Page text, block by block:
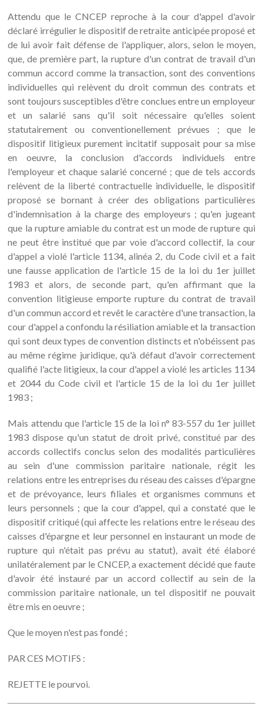
Attendu que le CNCEP reproche à la cour d'appel d'avoir
déclaré irrégulier le dispositif de retraite anticipée proposé et
de lui avoir fait défense de l'appliquer, alors, selon le moyen,
que, de première part, la rupture d'un contrat de travail d'un
commun accord comme la transaction, sont des conventions
individuelles qui relèvent du droit commun des contrats et
sont toujours susceptibles d'être conclues entre un employeur
et un salarié sans qu'il soit nécessaire qu'elles soient
statutairement ou conventionellement prévues ; que le
dispositif litigieux purement incitatif supposait pour sa mise
en oeuvre, la conclusion d'accords individuels entre
l'employeur et chaque salarié concerné ; que de tels accords
relèvent de la liberté contractuelle individuelle, le dispositif
proposé se bornant à créer des obligations particulières
d'indemnisation à la charge des employeurs ; qu'en jugeant
que la rupture amiable du contrat est un mode de rupture qui
ne peut être institué que par voie d'accord collectif, la cour
d'appel a violé l'article 1134, alinéa 2, du Code civil et a fait
une fausse application de l'article 15 de la loi du 1er juillet
1983 et alors, de seconde part, qu'en affirmant que la
convention litigieuse emporte rupture du contrat de travail
d'un commun accord et revêt le caractère d'une transaction, la
cour d'appel a confondu la résiliation amiable et la transaction
qui sont deux types de convention distincts et n'obéissent pas
au même régime juridique, qu'à défaut d'avoir correctement
qualifié l'acte litigieux, la cour d'appel a violé les articles 1134
et 2044 du Code civil et l'article 15 de la loi du 1er juillet
1983 ;
Mais attendu que l'article 15 de la loi n° 83-557 du 1er juillet
1983 dispose qu'un statut de droit privé, constitué par des
accords collectifs conclus selon des modalités particulières
au sein d'une commission paritaire nationale, régit les
relations entre les entreprises du réseau des caisses d'épargne
et de prévoyance, leurs filiales et organismes communs et
leurs personnels ; que la cour d'appel, qui a constaté que le
dispositif critiqué (qui affecte les relations entre le réseau des
caisses d'épargne et leur personnel en instaurant un mode de
rupture qui n'était pas prévu au statut), avait été élaboré
unilatéralement par le CNCEP, a exactement décidé que faute
d'avoir été instauré par un accord collectif au sein de la
commission paritaire nationale, un tel dispositif ne pouvait
être mis en oeuvre ;
Que le moyen n'est pas fondé ;
PAR CES MOTIFS :
REJETTE le pourvoi.